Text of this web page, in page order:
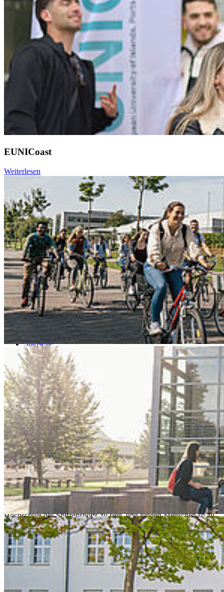
EUNICoast
Weiterlesen
Go to slide 1
Go to slide 2
Go to slide 3
Go to slide 4
Go to slide 5
Go to slide 6
Go to slide 7
Go to slide 8
Go to slide 9
Startseite
HOST
Im Portrait
Spitzensport
Hoch­schu­le des Spit­zen­sports
„Eine be­wuss­te Ent­schei­dung“
Unsere Mitarbeitenden wie unsere Studierenden möchten wir
ganzheitlich betrachten. Wir halten Angebote zur Vereinbarkeit mit
Familien- bzw. Pflegeaufgaben vor und sind dafür mehrfach
zertifiziert. Zudem gibt es bei uns ein Gesundheitsmanagement –
aktive Mittagspausen, Stresspräventionskurse, Sportangebote. Alle
die darüber hinaus aktiv sind, unterstützen wir – mit unserer starken
Hochschulsportgemeinschaft, und unsere potenziellen
Spitzensportler*innen sogar mit unseren Regularien. Wir sind stolz,
Hochschule des Spitzensports zu sein, und jungen Menschen so zu
ermöglichen, nicht nur außerordentliche akademische, sondern auch
sportliche Leistungen der Extraklasse zu erbringen.
Spitzensportler*innen haben für ihre Karrieren feste Termine
einzuhalten. Gleichzeitig hat eine wissenschaftliche Ausbildung für
Sportler*innen genauso einen Stellenwert wie für jeden anderen. Da
beides zu vereinen ein Spagat ist, wollen wir als Hochschule
Stralsund diese Vereinbarkeit ermöglichen und haben unsere
Regularien angepasst – bewusst.